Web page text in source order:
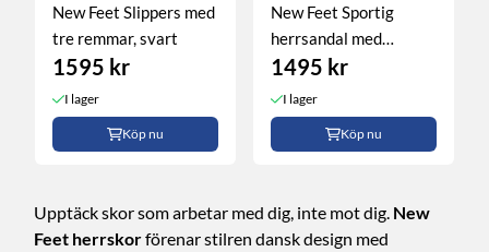
New Feet Slippers med
tre remmar, svart
1595 kr
I lager
Köp nu
New Feet Sportig
herrsandal med
justerbara ...
1495 kr
I lager
Köp nu
Upptäck skor som arbetar med dig, inte mot dig. New
Feet herrskorförenar stilren dansk design med